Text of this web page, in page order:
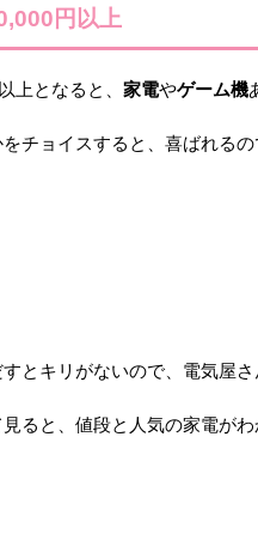
円以上
上となると、 家電やゲーム機
チョイスすると、喜ばれるの
とキリがないので、電気屋さ
ると、値段と人気の家電がわ